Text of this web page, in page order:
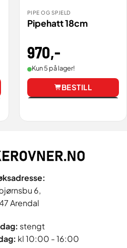
PIPE OG SPJELD
Pipehatt 18cm
970,-
Kun 5 på lager!
BESTILL
6,
Arendal
stengt
: kl 10:00 - 16:00